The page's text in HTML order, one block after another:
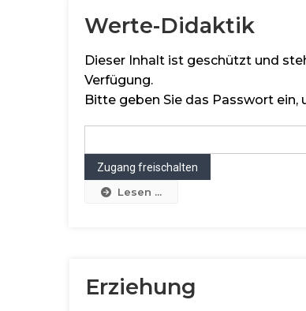
Werte-Didaktik
Dieser Inhalt ist geschützt und
Verfügung.
Bitte geben Sie das Passwort
Lesen ...
Erziehung